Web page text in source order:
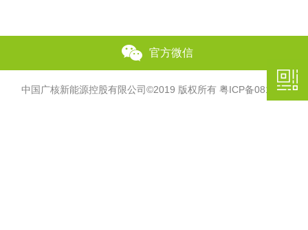
官方微信
中国广核新能源控股有限公司©2019 版权所有 粤ICP备08132407号